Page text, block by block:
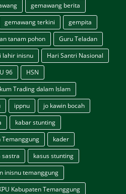
gemawang berita
gemawang terkini
gempita
tanam pohon
Guru Teladan
lahir inisnu
Hari Santri Nasional
96
HSN
Trading dalam Islam
ippnu
jo kawin bocah
kabar stunting
Temanggung
kader
sastra
kasus stunting
inisnu temanggung
Kabupaten Temanggung